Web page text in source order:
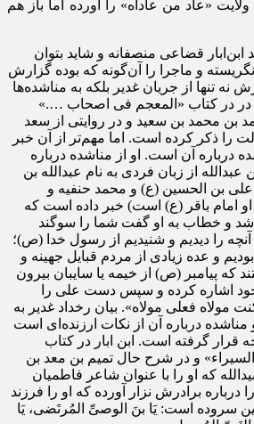
«عاد من عاداه» را آورده اما باز هم
قضاعی منصفانه و شاید بتوان
و ماجرا را آن‌گونه که بوده گزارش
نه تنها از جریان غدیر بلکه به مناشده‌ها
در در کتاب «المعجم فی اصحاب ….»
بن محمد بن سعید و در روایتی از سعد
را ذکر کرده است. اما مهم‌تر از آن خبر
درباره آن است. او از مناشده درباره
از زبان فردی به نام عبدالله بن
بن الحسین (ع) و محمد حنفیه و
او امام باقر (ع) است) خبر داده است که
شد و خطاب به او گفت شما را سوگند
را دیدیم و شنیدیم از رسول خدا (ص)؛
و عده زیادی از مردم قبایل جهینه و
که پیامبر (ص) از خیمه یا سایبان بیرون
اشاره کرده و سپس دست علی را
مولاه فعلی مولاه». بیان رخداد غدیر به
درباره آن از نکات ارزنده‌ای است
قرار گرفته است. ابن ابار در کتاب
و در شرح حال تمیم بن معد بن
که او را با عنوان شاعر فاطمیان
برادرش نزار آورده که او را فرزند
سروده است: یَا بنَ الوصیِّ المُرتَضی، یَا